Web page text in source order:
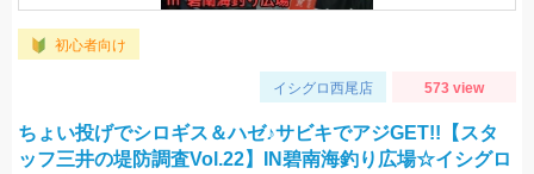
初心者向け
イシグロ西尾店 573 view
ちょい投げでシロギス＆ハゼ♪サビキでアジGET!!【スタ
ッフ三井の堤防調査Vol.22】IN碧南海釣り広場☆イシグロ